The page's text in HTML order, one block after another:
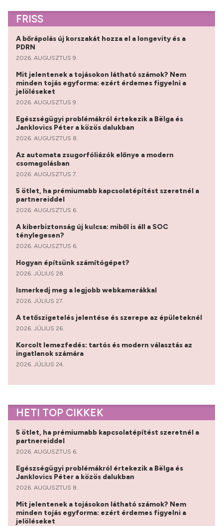
FRISS
A bőrápolás új korszakát hozza el a longevity és a
PDRN
2026. AUGUSZTUS 9.
Mit jelentenek a tojásokon látható számok? Nem
minden tojás egyforma: ezért érdemes figyelni a
jelöléseket
2026. AUGUSZTUS 9.
Egészségügyi problémákról értekezik a Bëlga és
Janklovics Péter a közös dalukban
2026. AUGUSZTUS 8.
Az automata zsugorfóliázók előnye a modern
csomagolásban
2026. AUGUSZTUS 7.
5 ötlet, ha prémiumabb kapcsolatépítést szeretnél a
partnereiddel
2026. AUGUSZTUS 6.
A kiberbiztonság új kulcsa: miből is áll a SOC
ténylegesen?
2026. AUGUSZTUS 6.
Hogyan építsünk számítógépet?
2026. JÚLIUS 28.
Ismerkedj meg a legjobb webkamerákkal
2026. JÚLIUS 27.
A tetőszigetelés jelentése és szerepe az épületeknél
2026. JÚLIUS 26.
Korcolt lemezfedés: tartós és modern választás az
ingatlanok számára
2026. JÚLIUS 24.
HETI TOP CIKKEK
5 ötlet, ha prémiumabb kapcsolatépítést szeretnél a
partnereiddel
2026. AUGUSZTUS 6.
Egészségügyi problémákról értekezik a Bëlga és
Janklovics Péter a közös dalukban
2026. AUGUSZTUS 8.
Mit jelentenek a tojásokon látható számok? Nem
minden tojás egyforma: ezért érdemes figyelni a
jelöléseket